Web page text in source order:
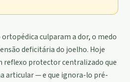
culparam a dor, o medo
deficitária do joelho. Hoje
reflexo protector centralizado que
articular — e que ignora-lo pré-